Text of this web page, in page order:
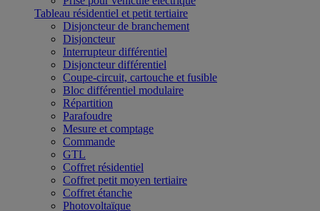
Tableau résidentiel et petit tertiaire
Disjoncteur de branchement
Disjoncteur
Interrupteur différentiel
Disjoncteur différentiel
Coupe-circuit, cartouche et fusible
Bloc différentiel modulaire
Répartition
Parafoudre
Mesure et comptage
Commande
GTL
Coffret résidentiel
Coffret petit moyen tertiaire
Coffret étanche
Photovoltaïque